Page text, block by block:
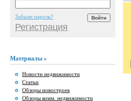
Забыли пароль?
Регистрация
Материалы »
Новости недвижимости
Статьи
Обзоры новостроек
Обзоры комм. недвижимости